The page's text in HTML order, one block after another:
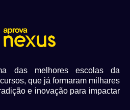
das melhores escolas da
que já formaram milhares
e inovação para impactar